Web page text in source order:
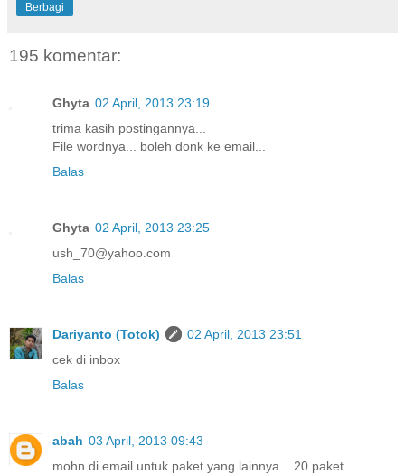
Berbagi
195 komentar:
Ghyta 02 April, 2013 23:19
trima kasih postingannya...
File wordnya... boleh donk ke email...
Balas
Ghyta 02 April, 2013 23:25
ush_70@yahoo.com
Balas
Dariyanto (Totok)
02 April, 2013 23:51
cek di inbox
Balas
abah 03 April, 2013 09:43
mohn di email untuk paket yang lainnya... 20 paket